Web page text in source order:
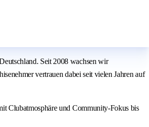
Seit 2008 wachsen wir
vertrauen dabei seit vielen Jahren auf
Clubatmosphäre und Community-Fokus bis